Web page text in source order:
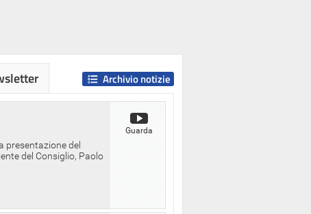
presentazione del
del Consiglio, Paolo
Guarda
Archivio notizie